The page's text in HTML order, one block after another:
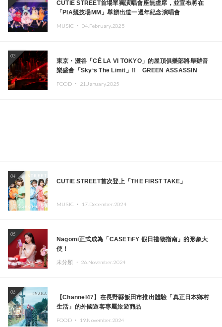
CUTIE STREET首場單獨演唱會座無虛席，並宣布將在
「PIA競技場MM」舉辦出道一週年紀念演唱會
MUSIC ・ 04.February.2025
03
東京・澀谷「CÉ LA VI TOKYO」的屋頂俱樂部將舉辦音
樂盛會「Sky‘s The Limit」!! GREEN ASSASSIN
本頂尖DJ及創作者齊聚一堂
FOOD ・ 21.January.2025
04
CUTIE STREET首次登上「THE FIRST TAKE」
MUSIC ・ 17.December.2024
05
Nagomi正式成為「CASETiFY 假日禮物指南」的形象大
使！
未分類 ・ 26.November.2024
06
【Channel47】在長野縣飯田市推出體驗「真正日本鄉村
生活」的外國遊客專屬旅遊商品
FOOD ・ 19.November.2024